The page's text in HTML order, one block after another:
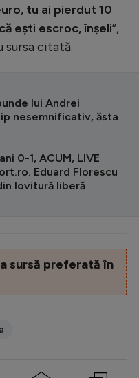
tu ai pierdut 10
ești escroc, înșeli”,
sursa citată.
lui Andrei
nesemnificativ, ăsta
0-1, ACUM, LIVE
Eduard Florescu
lovitură liberă
sursă preferată în